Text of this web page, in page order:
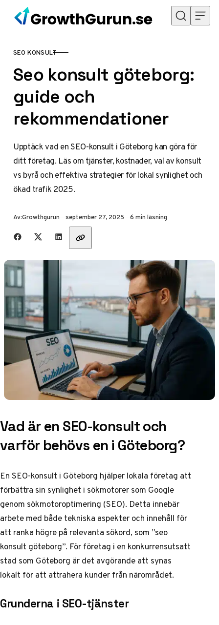
Hoppa till innehåll
KATEGORI
SEO KONSULT
Seo konsult göteborg:
guide och
rekommendationer
Upptäck vad en SEO-konsult i Göteborg kan göra för
ditt företag. Läs om tjänster, kostnader, val av konsult
vs byrå och effektiva strategier för lokal synlighet och
ökad trafik 2025.
Av:Growthgurun Publicerad
september 27, 2025 6 min läsning
Dela med vänner
Vad är en SEO-konsult och
varför behövs en i Göteborg?
En SEO-konsult i Göteborg hjälper lokala företag att
förbättra sin synlighet i sökmotorer som Google
genom sökmotoroptimering (SEO). Detta innebär
arbete med både tekniska aspekter och innehåll för
att ranka högre på relevanta sökord, som ”seo
konsult göteborg”. För företag i en konkurrensutsatt
stad som Göteborg är det avgörande att synas
lokalt för att attrahera kunder från närområdet.
Grunderna i SEO-tjänster